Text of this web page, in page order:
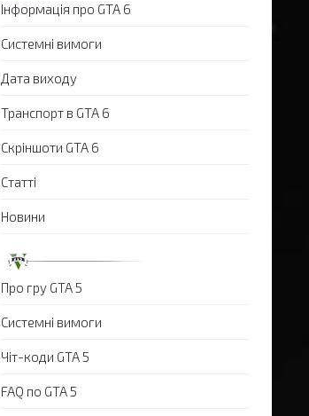
Інформація про GTA 6
Системні вимоги
Дата виходу
Транспорт в GTA 6
Скріншоти GTA 6
Статті
Новини
Про гру GTA 5
Системні вимоги
Чіт-коди GTA 5
FAQ по GTA 5